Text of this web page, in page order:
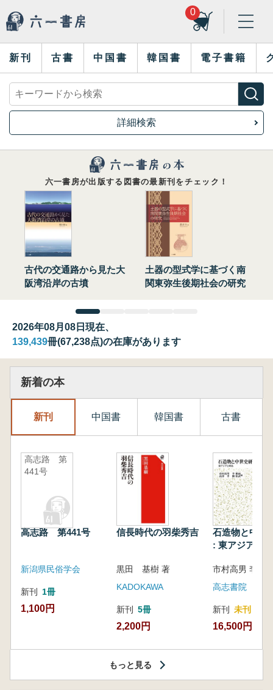
0
新刊 古書 中国書 韓国書 電子書籍
詳細検索
六一書房が出版する図書の最新刊をチェック！
古代の交通路から見た大
阪湾沿岸の古墳
土器の型式学に基づく南
関東弥生後期社会の研究
2026年08月08日現在、
139,439冊(67,238点)の在庫があります
新着の本
新刊 中国書 韓国書 古書
高志路 第
441号
高志路 第441号
新潟県民俗学会
新刊 1冊
1,100円
信長時代の羽柴秀吉
黒田 基樹 著
KADOKAWA
新刊 5冊
2,200円
石造物と中世
: 東アジアと
高志書院
新刊 未刊
16,500円
もっと見る